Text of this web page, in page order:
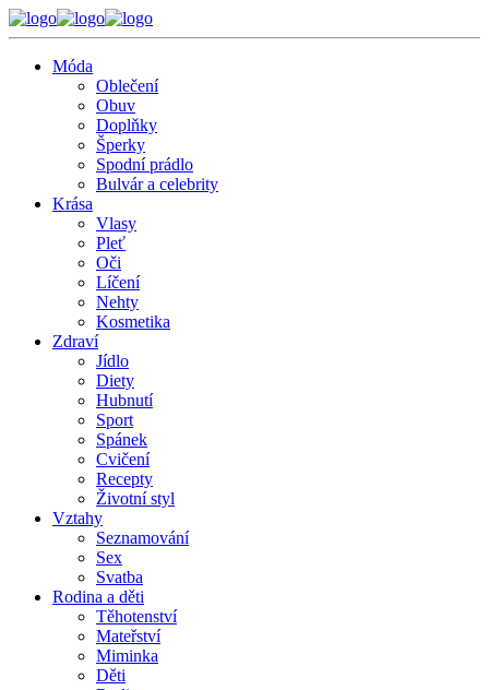
Móda
Oblečení
Obuv
Doplňky
Šperky
Spodní prádlo
Bulvár a celebrity
Krása
Vlasy
Pleť
Oči
Líčení
Nehty
Kosmetika
Zdraví
Jídlo
Diety
Hubnutí
Sport
Spánek
Cvičení
Recepty
Životní styl
Vztahy
Seznamování
Sex
Svatba
Rodina a děti
Těhotenství
Mateřství
Miminka
Děti